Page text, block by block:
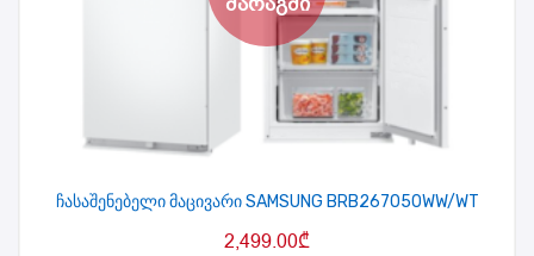
ჩასაშენებელი მაცივარი SAMSUNG BRB267050WW/WT
2,499.00₾